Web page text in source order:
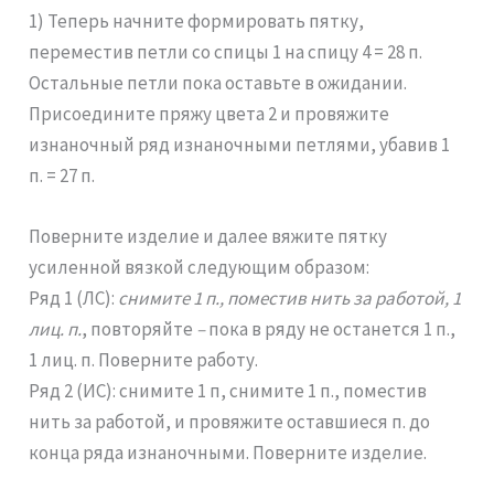
1) Теперь начните формировать пятку,
переместив петли со спицы 1 на спицу 4 = 28 п.
Остальные петли пока оставьте в ожидании.
Присоедините пряжу цвета 2 и провяжите
изнаночный ряд изнаночными петлями, убавив 1
п. = 27 п.
Поверните изделие и далее вяжите пятку
усиленной вязкой следующим образом:
Ряд 1 (ЛС): снимите 1 п., поместив нить за работой, 1
лиц. п., повторяйте –пока в ряду не останется 1 п.,
1 лиц. п. Поверните работу.
Ряд 2 (ИС): снимите 1 п, снимите 1 п., поместив
нить за работой, и провяжите оставшиеся п. до
конца ряда изнаночными. Поверните изделие.